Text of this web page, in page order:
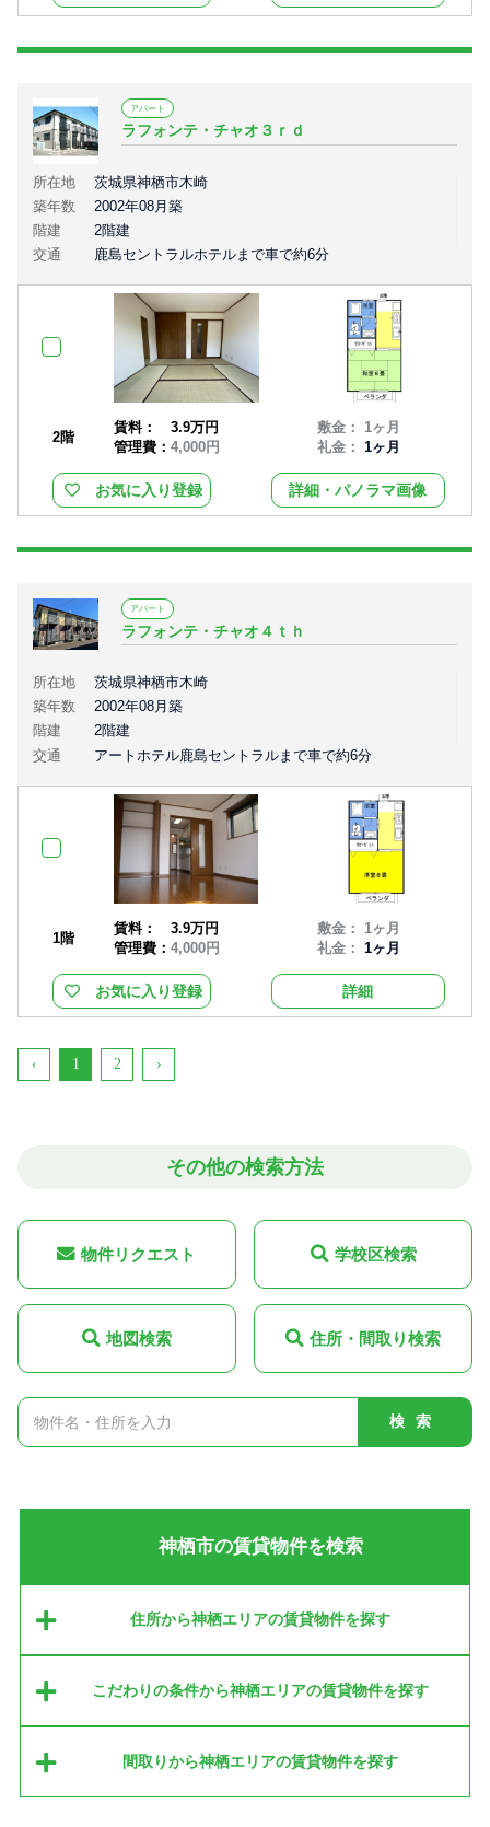
アパート
ラフォンテ・チャオ３ｒｄ
所在地
茨城県神栖市木崎
築年数
2002年08月築
階建
2階建
交通
鹿島セントラルホテルまで車で約6分
2階
賃料：
3.9万円
管理費： 4,000円
敷金： 1ヶ月
礼金：1ヶ月
お気に入り登録 詳細・パノラマ画像
アパート
ラフォンテ・チャオ４ｔｈ
所在地
茨城県神栖市木崎
築年数
2002年08月築
階建
2階建
交通
アートホテル鹿島セントラルまで車で約6分
1階
賃料：
3.9万円
管理費： 4,000円
敷金： 1ヶ月
礼金：1ヶ月
お気に入り登録 詳細
‹ 1 2 ›
その他の検索方法
物件リクエスト 学校区検索
地図検索 住所・間取り検索
検索
神栖市の賃貸物件を検索
住所から神栖エリアの賃貸物件を探す
こだわりの条件から神栖エリアの賃貸物件を探す
間取りから神栖エリアの賃貸物件を探す